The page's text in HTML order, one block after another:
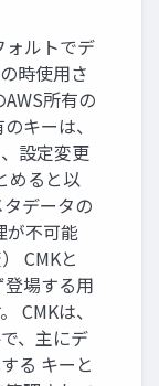
ォルトでデ
時使⽤さ
所有の
キーは、
設定変更
めると以
データの
が不可能
CMKと
登場する⽤
CMKは、
、主にデ
る キーと